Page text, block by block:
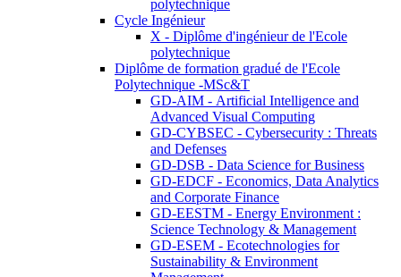
polytechnique
Cycle Ingénieur
X - Diplôme d'ingénieur de l'Ecole
polytechnique
Diplôme de formation gradué de l'Ecole
Polytechnique -MSc&T
GD-AIM - Artificial Intelligence and
Advanced Visual Computing
GD-CYBSEC - Cybersecurity : Threats
and Defenses
GD-DSB - Data Science for Business
GD-EDCF - Economics, Data Analytics
and Corporate Finance
GD-EESTM - Energy Environment :
Science Technology & Management
GD-ESEM - Ecotechnologies for
Sustainability & Environment